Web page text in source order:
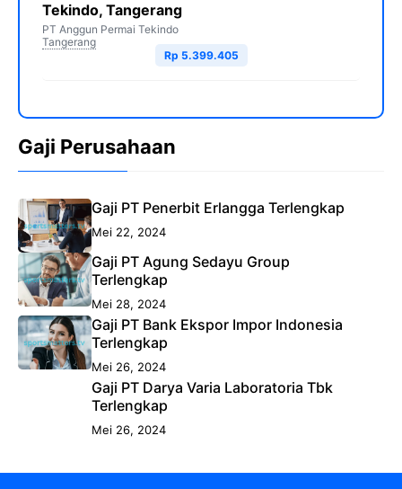
Tekindo, Tangerang
PT Anggun Permai Tekindo
Tangerang
Rp 5.399.405
Gaji Perusahaan
Gaji PT Penerbit Erlangga Terlengkap
Mei 22, 2024
Gaji PT Agung Sedayu Group
Terlengkap
Mei 28, 2024
Gaji PT Bank Ekspor Impor Indonesia
Terlengkap
Mei 26, 2024
Gaji PT Darya Varia Laboratoria Tbk
Terlengkap
Mei 26, 2024